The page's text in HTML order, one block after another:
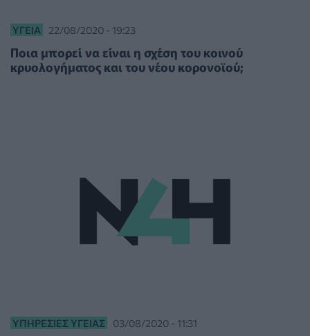
ΥΓΕΊΑ 22/08/2020 - 19:23
Ποια μπορεί να είναι η σχέση του κοινού
κρυολογήματος και του νέου κορονοϊού;
ΥΠΗΡΕΣΊΕΣ ΥΓΕΊΑΣ 03/08/2020 - 11:31